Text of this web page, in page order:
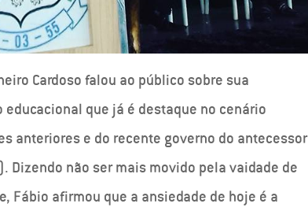
Cardoso falou ao público sobre sua
que já é destaque no cenário
anteriores e do recente governo do antecessor
não ser mais movido pela vaidade de
Fábio afirmou que a ansiedade de hoje é a